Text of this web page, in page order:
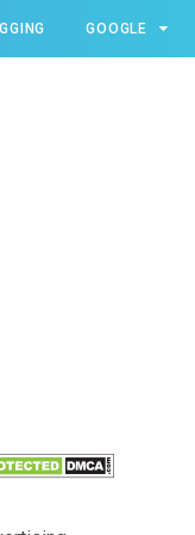
GOOGLE